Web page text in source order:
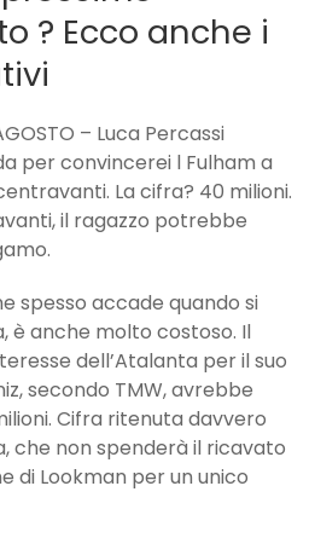
? Ecco anche i
– Luca Percassi
per convincerei l Fulham a
La cifra? 40 milioni.
il ragazzo potrebbe
spesso accade quando si
è anche molto costoso. Il
dell’Atalanta per il suo
secondo TMW, avrebbe
Cifra ritenuta davvero
che non spenderà il ricavato
di Lookman per un unico